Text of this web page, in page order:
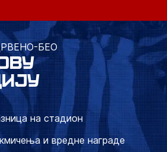
БЕО
на стадион
и вредне награде